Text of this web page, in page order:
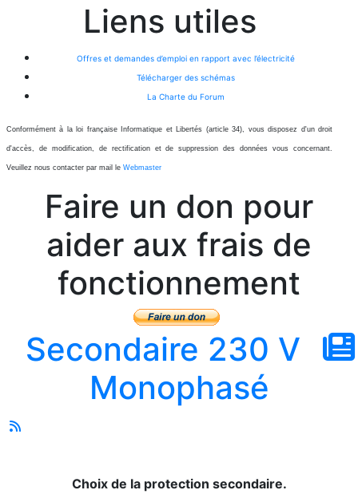
Liens utiles
Offres et demandes d’emploi en rapport avec l’électricité
Télécharger des schémas
La Charte du Forum
Conformément à la loi française Informatique et Libertés (article 34), vous disposez d'un droit
d'accès, de modification, de rectification et de suppression des données vous concernant.
Veuillez nous contacter par mail le Webmaster
Faire un don pour
aider aux frais de
fonctionnement
Secondaire 230 V
Monophasé
Choix de la protection secondaire.